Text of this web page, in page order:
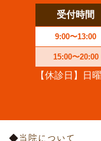
受付時間
9:00〜13:00
15:00〜20:00
【休診日】日
当院について